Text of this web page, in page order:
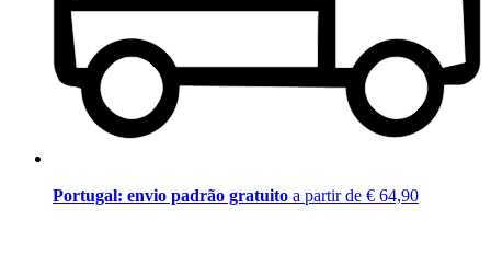
Portugal: envio padrão gratuito a partir de € 64,90